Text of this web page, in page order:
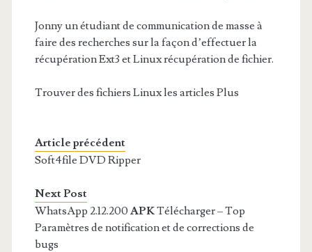
Jonny un étudiant de communication de masse à
faire des recherches sur la façon d’effectuer la
récupération Ext3 et Linux récupération de fichier.
Trouver des fichiers Linux les articles Plus
Article précédent
Soft4file DVD Ripper
Next Post
WhatsApp 2.12.200 APKTélécharger – Top
Paramètres de notification et de corrections de
bugs